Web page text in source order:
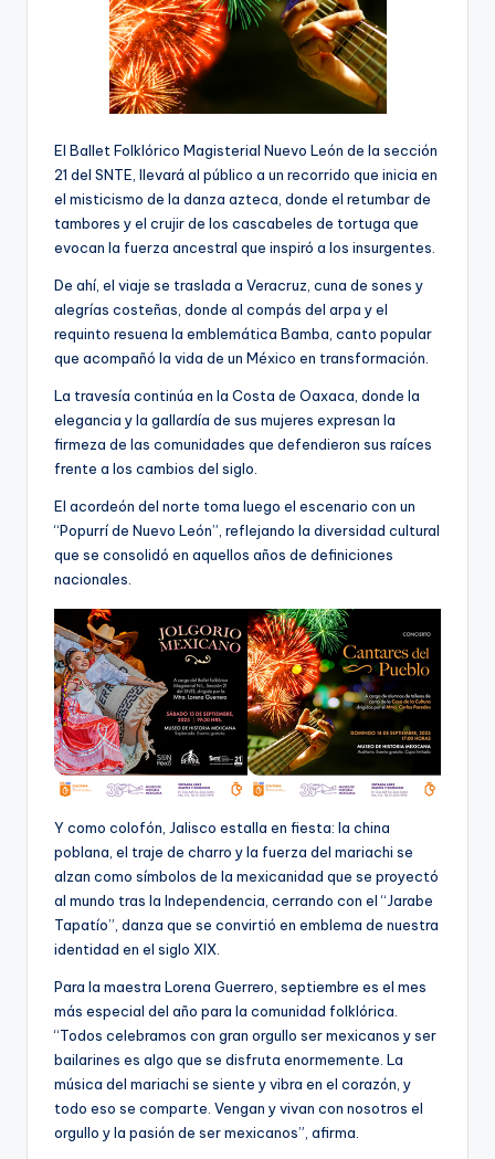
El Ballet Folklórico Magisterial Nuevo León de la sección
21 del SNTE, llevará al público a un recorrido que inicia en
el misticismo de la danza azteca, donde el retumbar de
tambores y el crujir de los cascabeles de tortuga que
evocan la fuerza ancestral que inspiró a los insurgentes.
De ahí, el viaje se traslada a Veracruz, cuna de sones y
alegrías costeñas, donde al compás del arpa y el
requinto resuena la emblemática Bamba, canto popular
que acompañó la vida de un México en transformación.
La travesía continúa en la Costa de Oaxaca, donde la
elegancia y la gallardía de sus mujeres expresan la
firmeza de las comunidades que defendieron sus raíces
frente a los cambios del siglo.
El acordeón del norte toma luego el escenario con un
“Popurrí de Nuevo León”, reflejando la diversidad cultural
que se consolidó en aquellos años de definiciones
nacionales.
Y como colofón, Jalisco estalla en fiesta: la china
poblana, el traje de charro y la fuerza del mariachi se
alzan como símbolos de la mexicanidad que se proyectó
al mundo tras la Independencia, cerrando con el “Jarabe
Tapatío”, danza que se convirtió en emblema de nuestra
identidad en el siglo XIX.
Para la maestra Lorena Guerrero, septiembre es el mes
más especial del año para la comunidad folklórica.
“Todos celebramos con gran orgullo ser mexicanos y ser
bailarines es algo que se disfruta enormemente. La
música del mariachi se siente y vibra en el corazón, y
todo eso se comparte. Vengan y vivan con nosotros el
orgullo y la pasión de ser mexicanos”, afirma.